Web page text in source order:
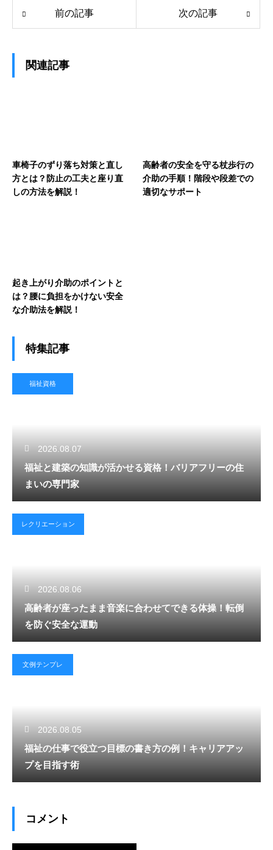
前の記事 次の記事
関連記事
車椅子のずり落ち対策と直し
方とは？防止の工夫と座り直
しの方法を解説！
高齢者の安全を守る杖歩行の
介助の手順！階段や段差での
適切なサポート
起き上がり介助のポイントと
は？腰に負担をかけない安全
な介助法を解説！
特集記事
福祉資格
2026.08.07
福祉と建築の知識が活かせる資格！バリアフリーの住
まいの専門家
レクリエーション
2026.08.06
高齢者が座ったまま音楽に合わせてできる体操！転倒
を防ぐ安全な運動
文例テンプレ
2026.08.05
福祉の仕事で役立つ目標の書き方の例！キャリアアッ
プを目指す術
コメント